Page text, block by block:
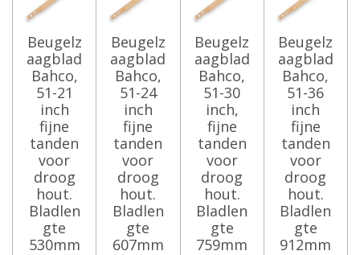
Beugelz
aagblad
Bahco,
51-21
inch
fijne
tanden
voor
droog
hout.
Bladlen
gte
530mm
Beugelz
aagblad
Bahco,
51-24
inch
fijne
tanden
voor
droog
hout.
Bladlen
gte
607mm
Beugelz
aagblad
Bahco,
51-30
inch,
fijne
tanden
voor
droog
hout.
Bladlen
gte
759mm
Beugelz
aagblad
Bahco,
51-36
inch
fijne
tanden
voor
droog
hout.
Bladlen
gte
912mm